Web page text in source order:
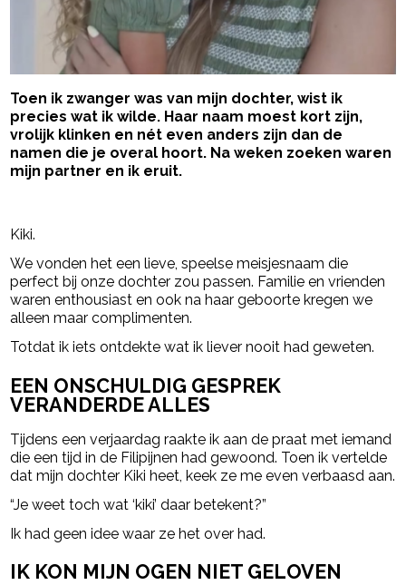
Toen ik zwanger was van mijn dochter, wist ik
precies wat ik wilde. Haar naam moest kort zijn,
vrolijk klinken en nét even anders zijn dan de
namen die je overal hoort. Na weken zoeken waren
mijn partner en ik eruit.
Kiki.
We vonden het een lieve, speelse meisjesnaam die
perfect bij onze dochter zou passen. Familie en vrienden
waren enthousiast en ook na haar geboorte kregen we
alleen maar complimenten.
Totdat ik iets ontdekte wat ik liever nooit had geweten.
EEN ONSCHULDIG GESPREK
VERANDERDE ALLES
Tijdens een verjaardag raakte ik aan de praat met iemand
die een tijd in de Filipijnen had gewoond. Toen ik vertelde
dat mijn dochter Kiki heet, keek ze me even verbaasd aan.
“Je weet toch wat ‘kiki’ daar betekent?”
Ik had geen idee waar ze het over had.
IK KON MIJN OGEN NIET GELOVEN